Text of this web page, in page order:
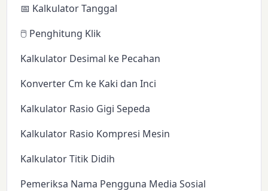
📅 Kalkulator Tanggal
🖱️ Penghitung Klik
Kalkulator Desimal ke Pecahan
Konverter Cm ke Kaki dan Inci
Kalkulator Rasio Gigi Sepeda
Kalkulator Rasio Kompresi Mesin
Kalkulator Titik Didih
Pemeriksa Nama Pengguna Media Sosial